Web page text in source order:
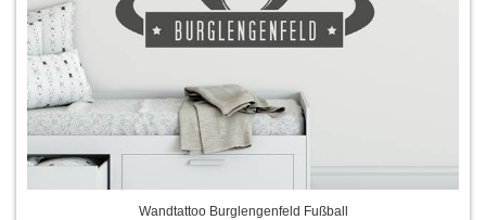
Wandtattoo Burglengenfeld Fußball